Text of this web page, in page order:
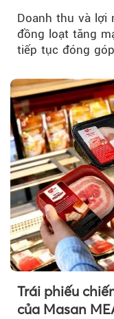
Doanh thu và lợi
đồng loạt tăng
tiếp tục đóng
Trái phiếu
của Masan